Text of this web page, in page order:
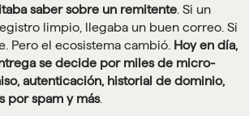
saber sobre un remitente . Si un
limpio, llegaba un buen correo. Si
Pero el ecosistema cambió. Hoy en día,
se decide por miles de micro-
autenticación, historial de dominio,
por spam y más.